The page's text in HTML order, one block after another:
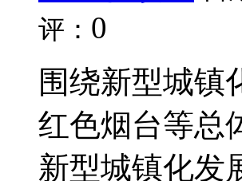
评： 0
围绕新型城镇
红色烟台等总
新型城镇化发